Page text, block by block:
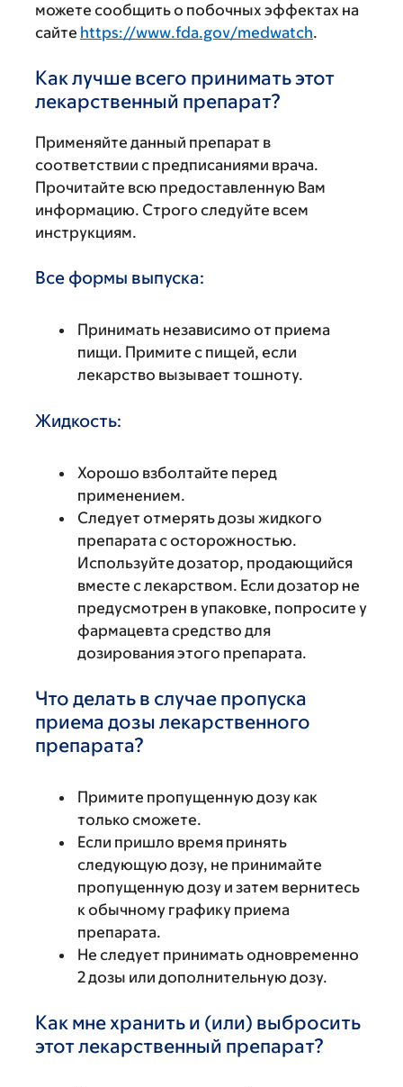
можете сообщить о побочных эффектах на
сайте https://www.fda.gov/medwatch.
Как лучше всего принимать этот
лекарственный препарат?
Применяйте данный препарат в
соответствии с предписаниями врача.
Прочитайте всю предоставленную Вам
информацию. Строго следуйте всем
инструкциям.
Все формы выпуска:
Принимать независимо от приема
пищи. Примите с пищей, если
лекарство вызывает тошноту.
Жидкость:
Хорошо взболтайте перед
применением.
Следует отмерять дозы жидкого
препарата с осторожностью.
Используйте дозатор, продающийся
вместе с лекарством. Если дозатор не
предусмотрен в упаковке, попросите у
фармацевта средство для
дозирования этого препарата.
Что делать в случае пропуска
приема дозы лекарственного
препарата?
Примите пропущенную дозу как
только сможете.
Если пришло время принять
следующую дозу, не принимайте
пропущенную дозу и затем вернитесь
к обычному графику приема
препарата.
Не следует принимать одновременно
2 дозы или дополнительную дозу.
Как мне хранить и (или) выбросить
этот лекарственный препарат?